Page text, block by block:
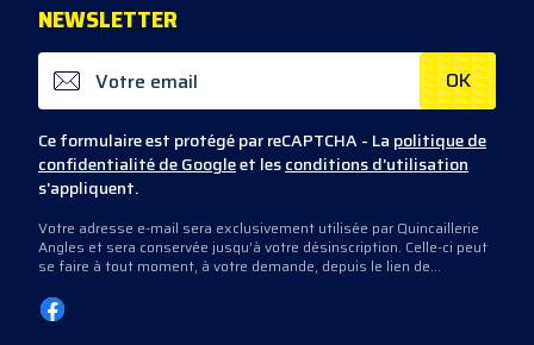
Hauteur 270mm
Marque CESSOT
NEWSLETTER
OK
Ce formulaire est protégé par reCAPTCHA - La politique de
confidentialité de Googleet lesconditions d'utilisation
s'appliquent.
Votre adresse e-mail sera exclusivement utilisée par Quincaillerie
Angles et sera conservée jusqu’à votre désinscription. Celle-ci peut
se faire à tout moment, à votre demande, depuis le lien de
ou en nous contactant directement.